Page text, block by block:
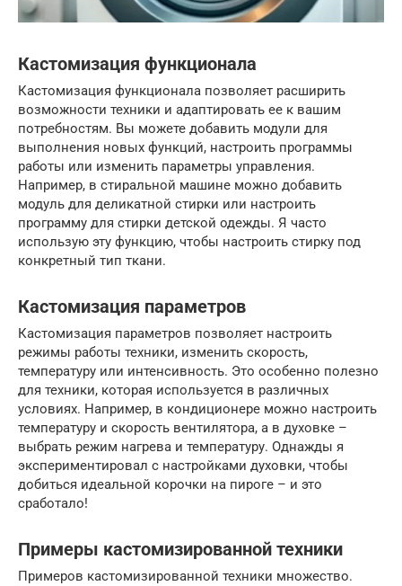
Кастомизация функционала
Кастомизация функционала позволяет расширить
возможности техники и адаптировать ее к вашим
потребностям. Вы можете добавить модули для
выполнения новых функций, настроить программы
работы или изменить параметры управления.
Например, в стиральной машине можно добавить
модуль для деликатной стирки или настроить
программу для стирки детской одежды. Я часто
использую эту функцию, чтобы настроить стирку под
конкретный тип ткани.
Кастомизация параметров
Кастомизация параметров позволяет настроить
режимы работы техники, изменить скорость,
температуру или интенсивность. Это особенно полезно
для техники, которая используется в различных
условиях. Например, в кондиционере можно настроить
температуру и скорость вентилятора, а в духовке –
выбрать режим нагрева и температуру. Однажды я
экспериментировал с настройками духовки, чтобы
добиться идеальной корочки на пироге – и это
сработало!
Примеры кастомизированной техники
Примеров кастомизированной техники множество.